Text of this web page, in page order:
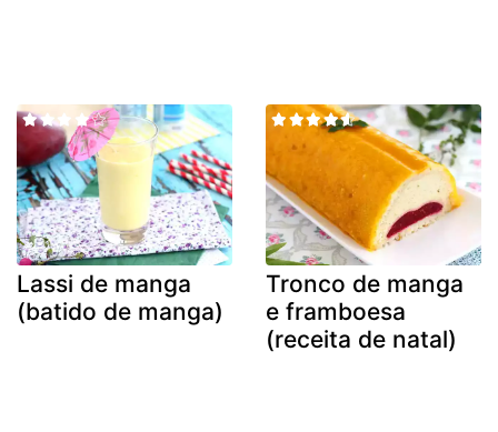
Lassi de manga
(batido de manga)
Tronco de manga
e framboesa
(receita de natal)